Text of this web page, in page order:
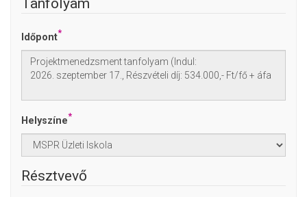
Időpont*
Helyszíne*
Résztvevő